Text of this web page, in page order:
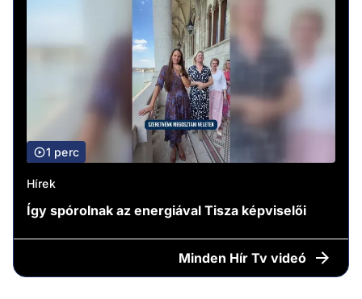
1 perc
Hírek
Így spórolnak az energiával Tisza képviselői
Minden Hír Tv videó